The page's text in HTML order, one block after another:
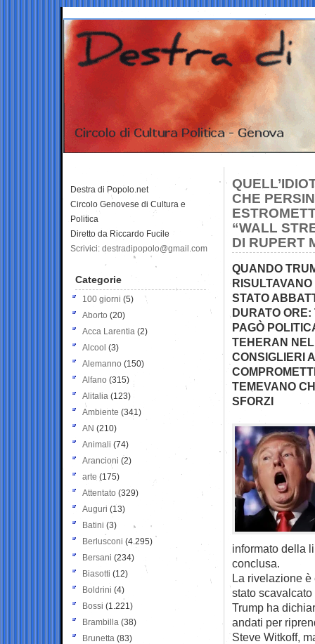
CHE
“WALL
DI RUPERT
QUANDO
STATO
DURATO
PAGÒ
TEHERAN
CONSIGLIERI
TEMEVANO
SFORZI
informato della
conclusa.
La rivelazione è
stato
Trump ha
andati per
Steve Witkoff,
Destra di Popolo.net
Circolo Genovese di Cultura e
Politica
Diretto da Riccardo Fucile
Scrivici: destradipopolo@gmail.com
Categorie
100 giorni (5)
Aborto (20)
Acca Larentia (2)
Alcool (3)
Alemanno (150)
Alfano (315)
Alitalia (123)
Ambiente (341)
AN (210)
Animali (74)
Arancioni (2)
arte (175)
Attentato (329)
Auguri (13)
Batini (3)
Berlusconi (4.295)
Bersani (234)
Biasotti (12)
Boldrini (4)
Bossi (1.221)
Brambilla (38)
Brunetta (83)